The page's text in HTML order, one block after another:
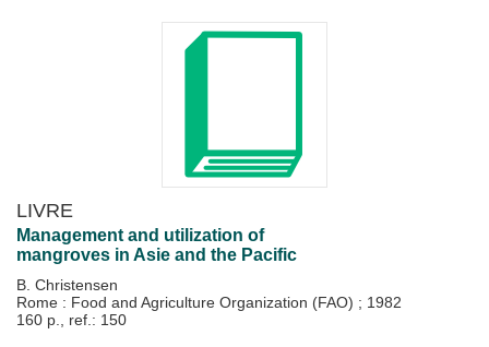
LIVRE
Management and utilization of
mangroves in Asie and the Pacific
B. Christensen
Rome : Food and Agriculture Organization (FAO) ; 1982
160 p., ref.: 150